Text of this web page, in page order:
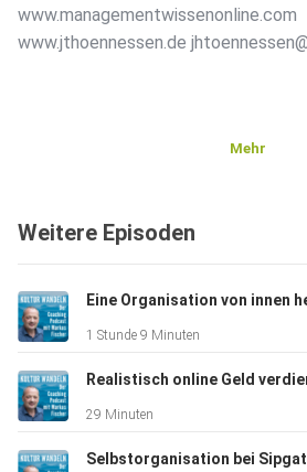
www.managementwissenonline.com
www.jthoennessen.de
Mehr
Weitere Episoden
1 Stunde 9 Minuten
29 Minuten